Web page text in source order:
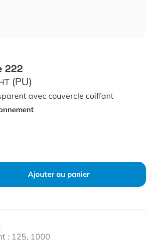
222
(PU)
avec couvercle coiffant
Ajouter au panier
: 125, 1000